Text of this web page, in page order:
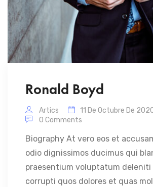
Ronald Boyd
Artics
11 De Octubre De
0 Comments
Biography At vero eos et
odio dignissimos ducimus qui
praesentium voluptatum
corrupti quos dolores et quas